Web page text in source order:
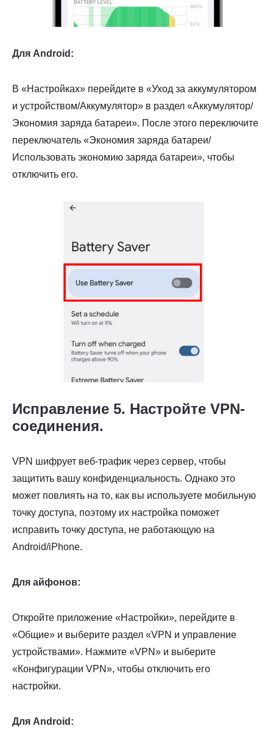
Для Android:
В «Настройках» перейдите в «Уход за аккумулятором
и устройством/Аккумулятор» в раздел «Аккумулятор/
Экономия заряда батареи». После этого переключите
переключатель «Экономия заряда батареи/
Использовать экономию заряда батареи», чтобы
отключить его.
Исправление 5. Настройте VPN-
соединения.
VPN шифрует веб-трафик через сервер, чтобы
защитить вашу конфиденциальность. Однако это
может повлиять на то, как вы используете мобильную
точку доступа, поэтому их настройка поможет
исправить точку доступа, не работающую на
Android/iPhone.
Для айфонов:
Откройте приложение «Настройки», перейдите в
«Общие» и выберите раздел «VPN и управление
устройствами». Нажмите «VPN» и выберите
«Конфигурации VPN», чтобы отключить его
настройки.
Для Android: